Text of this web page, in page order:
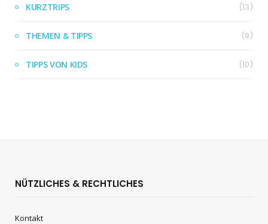
KURZTRIPS (13)
THEMEN & TIPPS (9)
TIPPS VON KIDS (10)
NÜTZLICHES & RECHTLICHES
Kontakt